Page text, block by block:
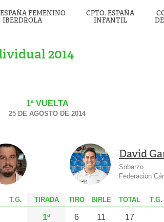
FEMENINO
IBERDROLA
CPTO. ESPAÑA
INFANTIL
2014
1ª VUELTA
25 DE AGOSTO DE 2014
David
Sobarzo
Federación
T.G. TIRADA T IRO B IRLE TOTAL T.G.
1ª 6 11 17